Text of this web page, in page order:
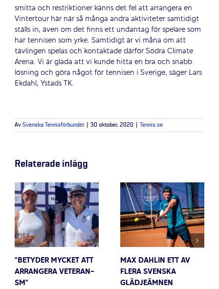
smitta och restriktioner känns det fel att arrangera en
Vintertour här när så många andra aktiviteter samtidigt
ställs in, även om det finns ett undantag för spelare som
har tennisen som yrke. Samtidigt är vi måna om att
tävlingen spelas och kontaktade därför Södra Climate
Arena. Vi är glada att vi kunde hitta en bra och snabb
lösning och göra något för tennisen i Sverige, säger Lars
Ekdahl, Ystads TK.
Av Svenska Tennisförbundet 30 oktober, 2020 Tennis.se
Relaterade inlägg
”BETYDER MYCKET ATT
ARRANGERA VETERAN-
SM”
MAX DAHLIN ETT AV
FLERA SVENSKA
GLÄDJEÄMNEN